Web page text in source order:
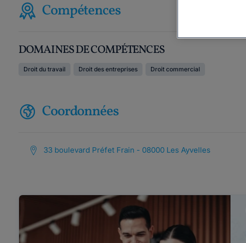
Compétences
DOMAINES DE COMPÉTENCES
Droit du travail Droit des entreprises Droit commercial
Coordonnées
33 boulevard Préfet Frain - 08000 Les Ayvelles